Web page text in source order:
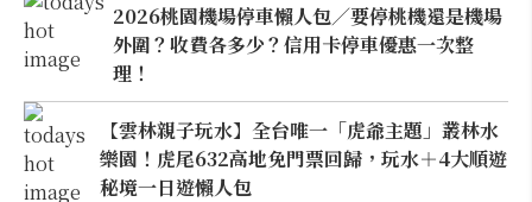
2026桃園機場停車懶人包／要停桃機還是機場
外圍？收費各多少？信用卡停車優惠一次整
理！
【雲林親子玩水】全台唯一「虎爺主題」叢林水
樂園！虎尾632高地免門票回歸，玩水＋4大順遊
秘境一日遊懶人包